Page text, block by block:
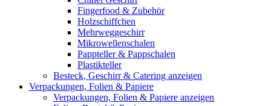
Fingerfood & Zubehör
Holzschiffchen
Mehrweggeschirr
Mikrowellenschalen
Pappteller & Pappschalen
Plastikteller
Besteck, Geschirr & Catering anzeigen
Verpackungen, Folien & Papiere
Verpackungen, Folien & Papiere anzeigen